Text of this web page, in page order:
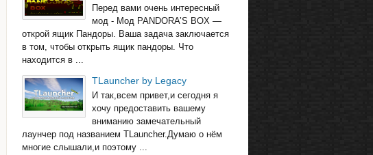
Перед вами очень интересный
мод - Мод PANDORA’S BOX —
открой ящик Пандоры. Ваша задача заключается
в том, чтобы открыть ящик пандоры. Что
находится в ...
TLauncher by Legacy
И так,всем привет,и сегодня я
хочу предоставить вашему
вниманию замечательный
лаунчер под названием TLauncher.Думаю о нём
многие слышали,и поэтому ...